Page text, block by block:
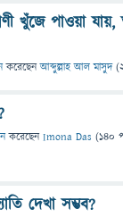
খুঁজে পাওয়া
করেছেনআব্দুল্লাহ আল মাসুদ (
করেছেনImona Das (140
দেখা সম্ভব?